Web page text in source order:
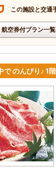
この施設と交通
航空券付プラン一
で のんびり♪ 1